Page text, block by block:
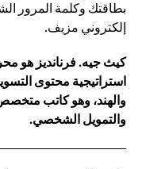
بطاقتك وكلمة المرور
إلكتروني مزيف.
كيث جيه. فرنانديز هو
استراتيجية محتوى
والهند، وهو كاتب
والتمويل الشخصي.